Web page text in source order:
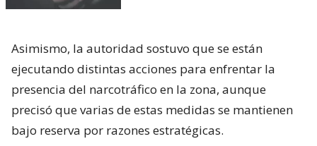
Asimismo, la autoridad sostuvo que se están
ejecutando distintas acciones para enfrentar la
presencia del narcotráfico en la zona, aunque
precisó que varias de estas medidas se mantienen
bajo reserva por razones estratégicas.